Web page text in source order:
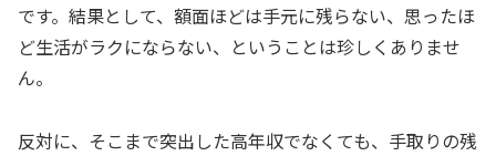
です。結果として、額面ほどは手元に残らない、思ったほ
ど生活がラクにならない、ということは珍しくありませ
ん。
反対に、そこまで突出した高年収でなくても、手取りの残